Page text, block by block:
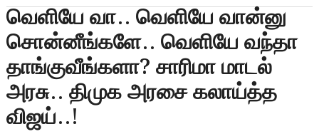
o
வெளியே வா.. வெளியே வான்னு
சொன்னீங்களே.. வெளியே வந்தா
தாங்குவீங்களா? சாரிமா மாடல்
அரசு.. திமுக அரசை கலாய்த்த
விஜய்..!